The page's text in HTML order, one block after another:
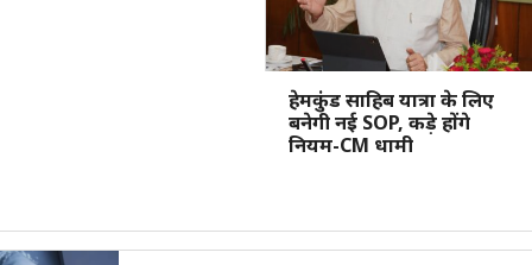
हेमकुंड साहिब यात्रा के लिए
बनेगी नई SOP, कड़े होंगे
नियम-CM धामी